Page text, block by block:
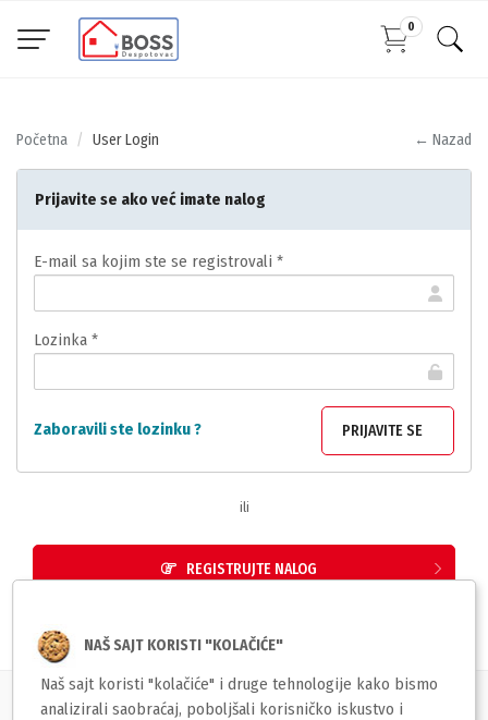
0
Početna User Login ← Nazad
Prijavite se ako već imate nalog
E-mail sa kojim ste se registrovali *
Lozinka *
Zaboravili ste lozinku ?
ili
REGISTRUJTE NALOG
NAŠ SAJT KORISTI "KOLAČIĆE"
Naš sajt koristi "kolačiće" i druge tehnologije kako bismo
analizirali saobraćaj, poboljšali korisničko iskustvo i